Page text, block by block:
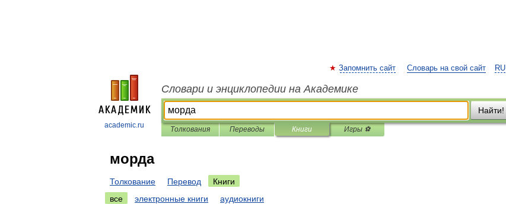
academic.ru
RU
Запомнить сайт Словарь на свой сайт
Словари и энциклопедии на Академике
Найти!
Толкования Переводы Книги Игры ⚽
морда
Толкование Перевод
Книги
все
электронные книги аудиокниги